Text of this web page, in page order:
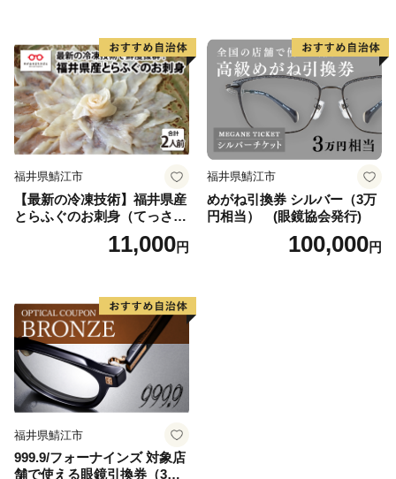
福井県鯖江市
【最新の冷凍技術】福井県産
とらふぐのお刺身（てっさ）
11,000円
福井県鯖江市
めがね引換券 シルバー（3万
円相当） (眼鏡協会発行)
100,000円
福井県鯖江市
999.9/フォーナインズ 対象店
舗で使える眼鏡引換券（3万